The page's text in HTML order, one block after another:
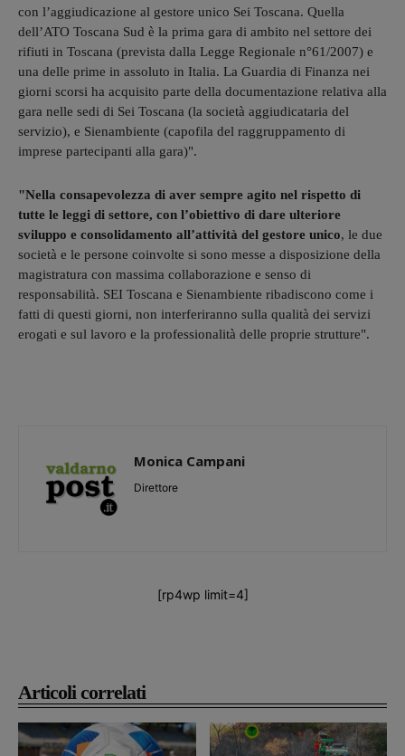
Articoli correlati
con l’aggiudicazione al gestore unico Sei Toscana. Quella
dell’ATO Toscana Sud è la prima gara di ambito nel settore dei
rifiuti in Toscana (prevista dalla Legge Regionale n°61/2007) e
una delle prime in assoluto in Italia. La Guardia di Finanza nei
giorni scorsi ha acquisito parte della documentazione relativa alla
gara nelle sedi di Sei Toscana (la società aggiudicataria del
servizio), e Sienambiente (capofila del raggruppamento di
imprese partecipanti alla gara)".
"Nella consapevolezza di aver sempre agito nel rispetto di
tutte le leggi di settore, con l’obiettivo di dare ulteriore
sviluppo e consolidamento all’attività del gestore unico, le due
società e le persone coinvolte si sono messe a disposizione della
magistratura con massima collaborazione e senso di
responsabilità. SEI Toscana e Sienambiente ribadiscono come i
fatti di questi giorni, non interferiranno sulla qualità dei servizi
erogati e sul lavoro e la professionalità delle proprie strutture".
Monica Campani
Direttore
[rp4wp limit=4]